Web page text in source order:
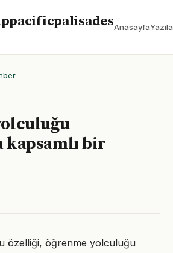
Anasayfa
kapsamlı bir
özelliği, öğrenme yolculuğu